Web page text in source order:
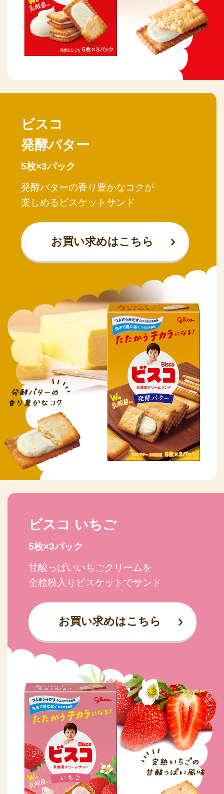
ビスコ
発酵バター
5枚×3パック
発酵バターの香り豊かなコクが
楽しめる ビスケットサンド
お買い求めはこちら
ビスコ いちご
5枚×3パック
甘酸っぱいいちごクリームを
全粒粉入りビスケットでサンド
お買い求めはこちら